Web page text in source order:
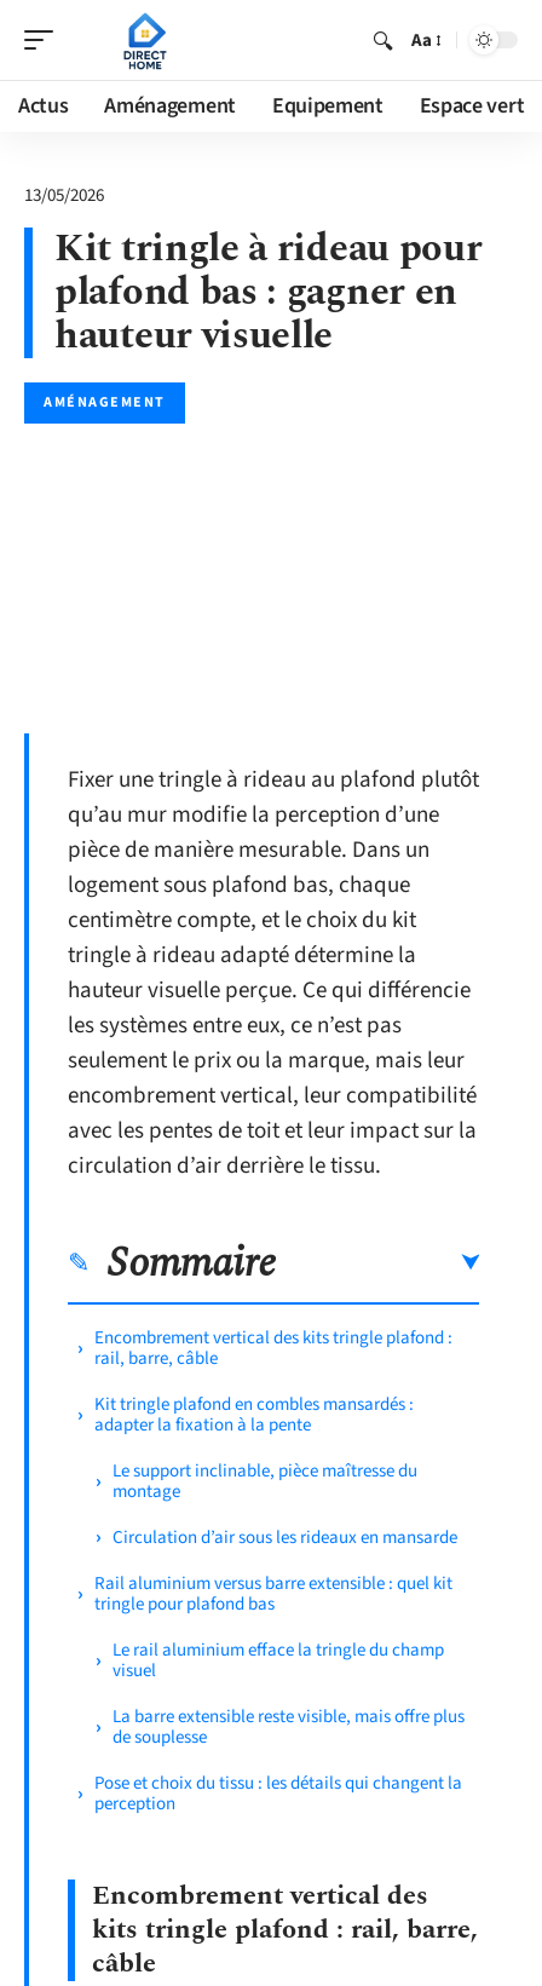
Aa
Actus Aménagement Equipement Espace vert
13/05/2026
Kit tringle à rideau pour
plafond bas : gagner en
hauteur visuelle
AMÉNAGEMENT
Fixer une tringle à rideau au plafond plutôt
qu’au mur modifie la perception d’une
pièce de manière mesurable. Dans un
logement sous plafond bas, chaque
centimètre compte, et le choix du kit
tringle à rideau adapté détermine la
hauteur visuelle perçue. Ce qui différencie
les systèmes entre eux, ce n’est pas
seulement le prix ou la marque, mais leur
encombrement vertical, leur compatibilité
avec les pentes de toit et leur impact sur la
circulation d’air derrière le tissu.
Sommaire
Encombrement vertical des kits tringle plafond :
rail, barre, câble
Kit tringle plafond en combles mansardés :
adapter la fixation à la pente
Le support inclinable, pièce maîtresse du
montage
Circulation d’air sous les rideaux en mansarde
Rail aluminium versus barre extensible : quel kit
tringle pour plafond bas
Le rail aluminium efface la tringle du champ
visuel
La barre extensible reste visible, mais offre plus
de souplesse
Pose et choix du tissu : les détails qui changent la
perception
Encombrement vertical des
kits tringle plafond : rail, barre,
câble